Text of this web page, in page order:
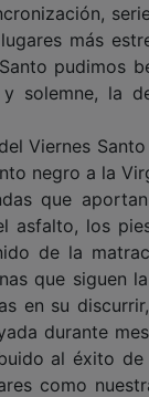
más
pudimos
solemne, la
Viernes
negro a la
que
asfalto, los
de la
que siguen
en su
durante
al éxito
como